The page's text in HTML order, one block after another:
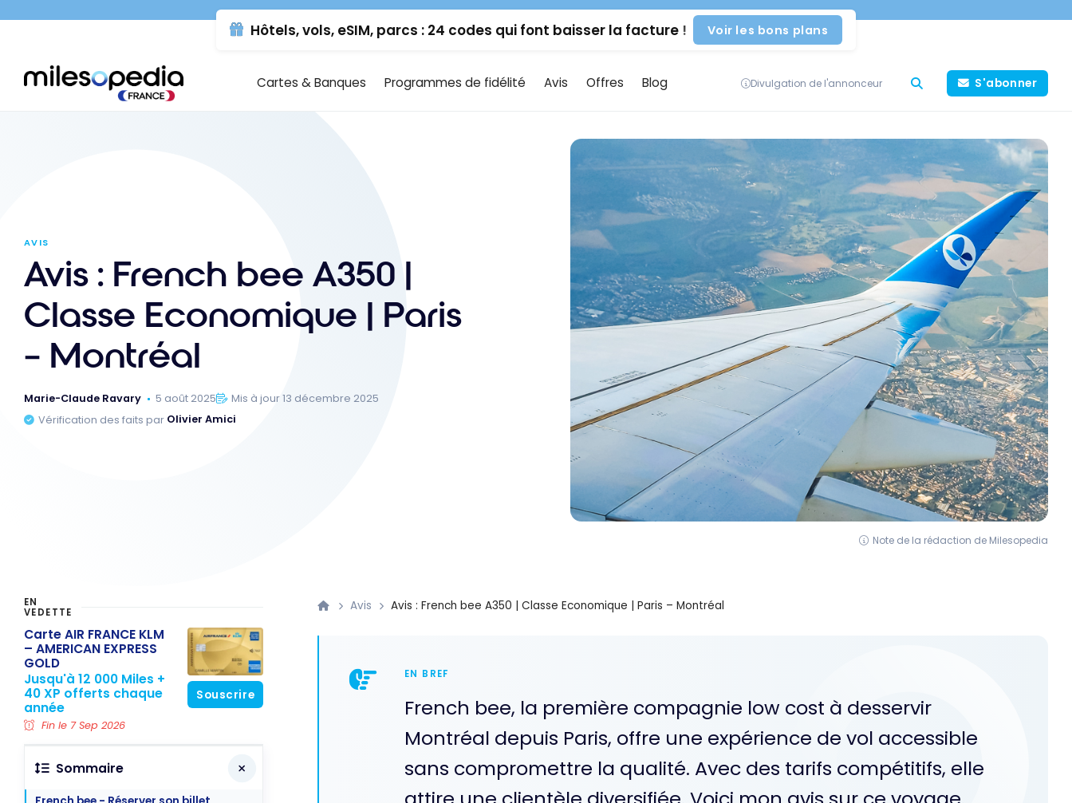
Panneau de gestion des cookies
contenu
Hôtels, vols, eSIM, parcs : 24 codes qui font baisser la facture ! Voir les bons plans
Cartes & Banques Programmes de fidélité Avis Offres Blog Divulgation de l'annonceur S'abonner
AVIS
Avis : French bee A350 |
Classe Economique | Paris
– Montréal
Marie-Claude Ravary 5 août 2025
Mis à jour 13 décembre 2025
Vérification des faits par Olivier Amici
Note de la rédaction de Milesopedia
Avis Avis : French bee A350 | Classe Economique | Paris – Montréal
EN BREF
French bee, la première compagnie low cost à desservir
Montréal depuis Paris, offre une expérience de vol accessible
sans compromettre la qualité. Avec des tarifs compétitifs, elle
EN
VEDETTE
Carte AIR FRANCE KLM
– AMERICAN EXPRESS
GOLD
Jusqu'à 12 000 Miles +
40 XP offerts chaque
année
Fin le 7 Sep 2026
Souscrire
Sommaire